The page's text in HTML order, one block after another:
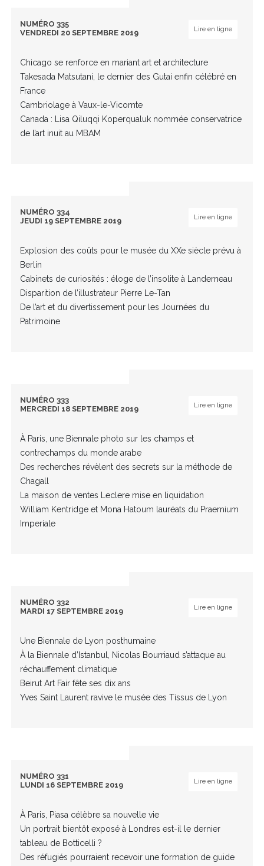
NUMÉRO 335
VENDREDI 20 SEPTEMBRE 2019
Lire en ligne
Chicago se renforce en mariant art et architecture
Takesada Matsutani, le dernier des Gutai enfin célébré en
France
Cambriolage à Vaux-le-Vicomte
Canada : Lisa Qiluqqi Koperqualuk nommée conservatrice
de l’art inuit au MBAM
NUMÉRO 334
JEUDI 19 SEPTEMBRE 2019
Lire en ligne
Explosion des coûts pour le musée du XXe siècle prévu à
Berlin
Cabinets de curiosités : éloge de l’insolite à Landerneau
Disparition de l’illustrateur Pierre Le-Tan
De l’art et du divertissement pour les Journées du
Patrimoine
NUMÉRO 333
MERCREDI 18 SEPTEMBRE 2019
Lire en ligne
À Paris, une Biennale photo sur les champs et
contrechamps du monde arabe
Des recherches révèlent des secrets sur la méthode de
Chagall
La maison de ventes Leclere mise en liquidation
William Kentridge et Mona Hatoum lauréats du Praemium
Imperiale
NUMÉRO 332
MARDI 17 SEPTEMBRE 2019
Lire en ligne
Une Biennale de Lyon posthumaine
À la Biennale d’Istanbul, Nicolas Bourriaud s’attaque au
réchauffement climatique
Beirut Art Fair fête ses dix ans
Yves Saint Laurent ravive le musée des Tissus de Lyon
NUMÉRO 331
LUNDI 16 SEPTEMBRE 2019
Lire en ligne
À Paris, Piasa célèbre sa nouvelle vie
Un portrait bientôt exposé à Londres est-il le dernier
tableau de Botticelli ?
Des réfugiés pourraient recevoir une formation de guide